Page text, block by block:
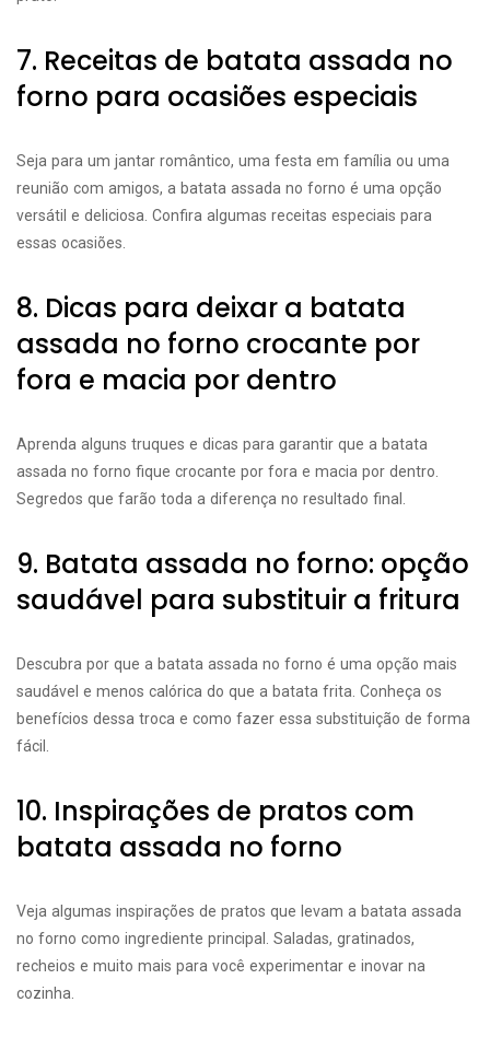
7. Receitas de batata assada no
forno para ocasiões especiais
Seja para um jantar romântico, uma festa em família ou uma
reunião com amigos, a batata assada no forno é uma opção
versátil e deliciosa. Confira algumas receitas especiais para
essas ocasiões.
8. Dicas para deixar a batata
assada no forno crocante por
fora e macia por dentro
Aprenda alguns truques e dicas para garantir que a batata
assada no forno fique crocante por fora e macia por dentro.
Segredos que farão toda a diferença no resultado final.
9. Batata assada no forno: opção
saudável para substituir a fritura
Descubra por que a batata assada no forno é uma opção mais
saudável e menos calórica do que a batata frita. Conheça os
benefícios dessa troca e como fazer essa substituição de forma
fácil.
10. Inspirações de pratos com
batata assada no forno
Veja algumas inspirações de pratos que levam a batata assada
no forno como ingrediente principal. Saladas, gratinados,
recheios e muito mais para você experimentar e inovar na
cozinha.